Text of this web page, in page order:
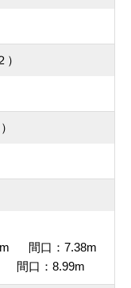
間口：7.38m
口：8.99m